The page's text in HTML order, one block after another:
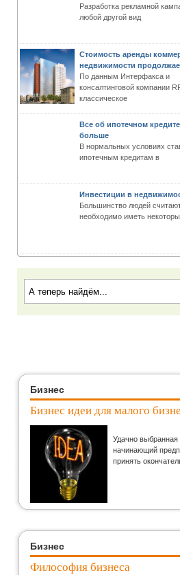
Разработка рекламной
любой другой вид
Стоимость аренды
недвижимости
По данным Интерфакса и
консалтинговой компании
классическое
Все об ипотечном
больше
В нормальных условиях
ипотечным кредитам в
Инвестиции в
Большинство людей
необходимо иметь
Бизнес
Бизнес идеи для малого
Удачно выбранная
начинающий
принять
Бизнес
Философия бизнеса